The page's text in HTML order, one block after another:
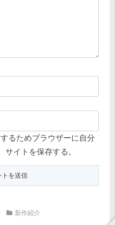
るためブラウザーに自分
サイトを保存する。
新作紹介